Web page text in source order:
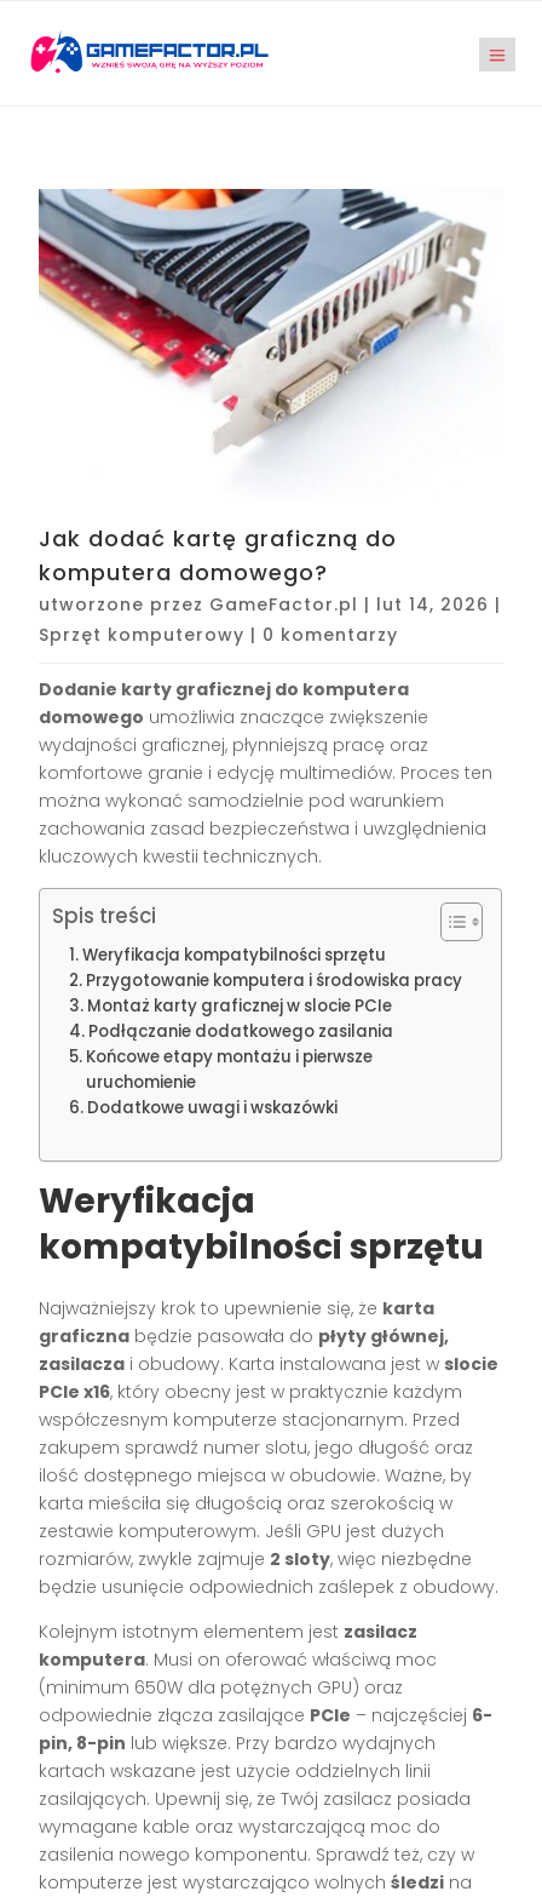
Jak dodać kartę graficzną do
komputera domowego?
utworzone przez GameFactor.pl | lut 14, 2026 |
Sprzęt komputerowy | 0 komentarzy
Dodanie karty graficznej do komputera
domowego umożliwia znaczące zwiększenie
wydajności graficznej, płynniejszą pracę oraz
komfortowe granie i edycję multimediów. Proces ten
można wykonać samodzielnie pod warunkiem
zachowania zasad bezpieczeństwa i uwzględnienia
kluczowych kwestii technicznych.
Spis treści
Weryfikacja kompatybilności sprzętu
Przygotowanie komputera i środowiska pracy
Montaż karty graficznej w slocie PCIe
Podłączanie dodatkowego zasilania
Końcowe etapy montażu i pierwsze
uruchomienie
Dodatkowe uwagi i wskazówki
Weryfikacja
kompatybilności sprzętu
Najważniejszy krok to upewnienie się, że karta
graficzna będzie pasowała do płyty głównej,
zasilacza i obudowy. Karta instalowana jest w slocie
PCIe x16, który obecny jest w praktycznie każdym
współczesnym komputerze stacjonarnym. Przed
zakupem sprawdź numer slotu, jego długość oraz
ilość dostępnego miejsca w obudowie. Ważne, by
karta mieściła się długością oraz szerokością w
zestawie komputerowym. Jeśli GPU jest dużych
rozmiarów, zwykle zajmuje 2 sloty, więc niezbędne
będzie usunięcie odpowiednich zaślepek z obudowy.
Kolejnym istotnym elementem jest zasilacz
komputera. Musi on oferować właściwą moc
(minimum 650W dla potężnych GPU) oraz
odpowiednie złącza zasilające PCIe – najczęściej 6-
pin, 8-pin lub większe. Przy bardzo wydajnych
kartach wskazane jest użycie oddzielnych linii
zasilających. Upewnij się, że Twój zasilacz posiada
wymagane kable oraz wystarczającą moc do
zasilenia nowego komponentu. Sprawdź też, czy w
komputerze jest wystarczająco wolnychśledzi na